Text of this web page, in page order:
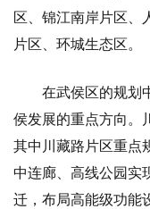
区、锦江南岸片区、
片区、环城生态区。
在武侯区的规划
侯发展的重点方向。
其中川藏路片区重点
中连廊、高线公园实
迁，布局高能级功能